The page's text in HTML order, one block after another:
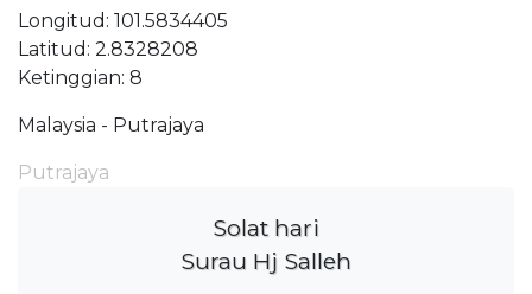
Longitud: 101.5834405
Latitud: 2.8328208
Ketinggian: 8
Malaysia - Putrajaya
Putrajaya
Solat hari
Surau Hj Salleh